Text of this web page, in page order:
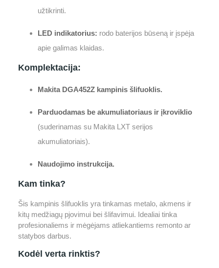
užtikrinti.
LED indikatorius: rodo baterijos būseną ir įspėja
apie galimas klaidas.
Komplektacija:
Makita DGA452Z kampinis šlifuoklis.
Parduodamas be akumuliatoriaus ir įkroviklio
(suderinamas su Makita LXT serijos
akumuliatoriais).
Naudojimo instrukcija.
Kam tinka?
Šis kampinis šlifuoklis yra tinkamas metalo, akmens ir
kitų medžiagų pjovimui bei šlifavimui. Idealiai tinka
profesionaliems ir mėgėjams atliekantiems remonto ar
statybos darbus.
Kodėl verta rinktis?